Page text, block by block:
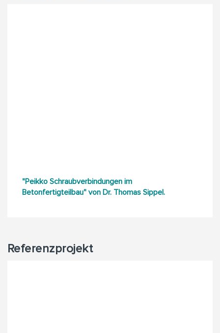
"Peikko Schraubverbindungen im
Betonfertigteilbau" von Dr. Thomas Sippel.
Referenzprojekt